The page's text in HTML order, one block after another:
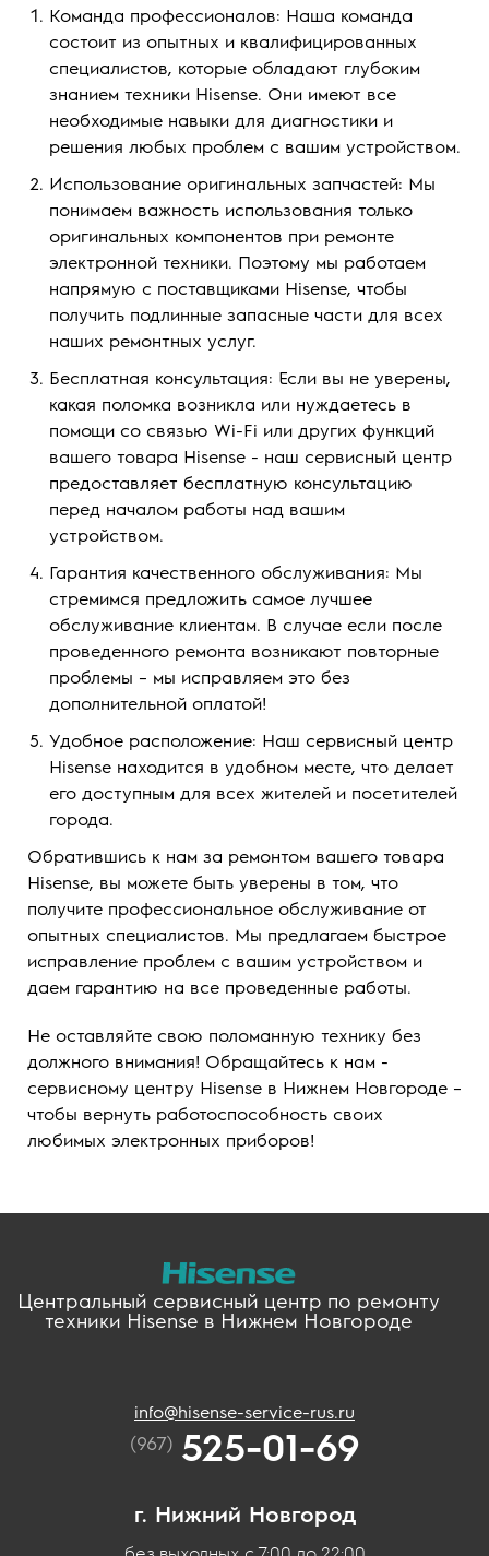
Команда профессионалов: Наша команда
состоит из опытных и квалифицированных
специалистов, которые обладают глубоким
знанием техники Hisense. Они имеют все
необходимые навыки для диагностики и
решения любых проблем с вашим устройством.
Использование оригинальных запчастей: Мы
понимаем важность использования только
оригинальных компонентов при ремонте
электронной техники. Поэтому мы работаем
напрямую с поставщиками Hisense, чтобы
получить подлинные запасные части для всех
наших ремонтных услуг.
Бесплатная консультация: Если вы не уверены,
какая поломка возникла или нуждаетесь в
помощи со связью Wi-Fi или других функций
вашего товара Hisense - наш сервисный центр
предоставляет бесплатную консультацию
перед началом работы над вашим
устройством.
Гарантия качественного обслуживания: Мы
стремимся предложить самое лучшее
обслуживание клиентам. В случае если после
проведенного ремонта возникают повторные
проблемы – мы исправляем это без
дополнительной оплатой!
Удобное расположение: Наш сервисный центр
Hisense находится в удобном месте, что делает
его доступным для всех жителей и посетителей
города.
Обратившись к нам за ремонтом вашего товара
Hisense, вы можете быть уверены в том, что
получите профессиональное обслуживание от
опытных специалистов. Мы предлагаем быстрое
исправление проблем с вашим устройством и
даем гарантию на все проведенные работы.
Не оставляйте свою поломанную технику без
должного внимания! Обращайтесь к нам -
сервисному центру Hisense в Нижнем Новгороде –
чтобы вернуть работоспособность своих
любимых электронных приборов!
Центральный сервисный центр по ремонту
техники Hisense в Нижнем Новгороде
info@hisense-service-rus.ru
(967)525-01-69
г. Нижний Новгород